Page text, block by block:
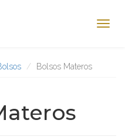
Bolsos Materos